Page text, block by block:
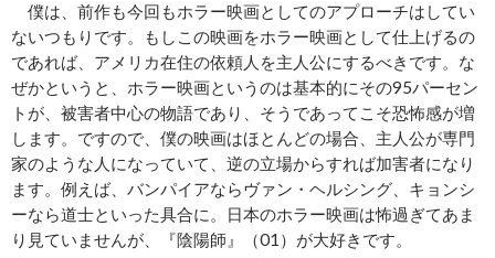
僕は、前作も今回もホラー映画としてのアプローチはしてい
ないつもりです。もしこの映画をホラー映画として仕上げるの
であれば、アメリカ在住の依頼人を主人公にするべきです。な
ぜかというと、ホラー映画というのは基本的にその95パーセン
トが、被害者中心の物語であり、そうであってこそ恐怖感が増
します。ですので、僕の映画はほとんどの場合、主人公が専門
家のような人になっていて、逆の立場からすれば加害者になり
ます。例えば、バンパイアならヴァン・ヘルシング、キョンシ
ーなら道士といった具合に。日本のホラー映画は怖過ぎてあま
り見ていませんが、『陰陽師』（01）が大好きです。